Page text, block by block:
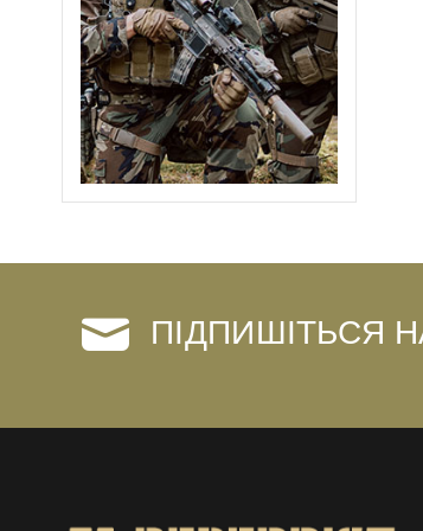
ПІДПИШІТЬСЯ